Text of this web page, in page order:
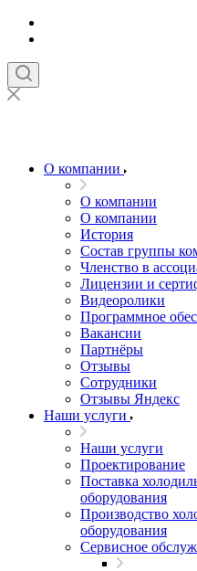
О компании
О компании
О компании
История
Состав группы
Членство в
Лицензии и
Видеоролики
Программное
Вакансии
Партнёры
Отзывы
Сотрудники
Отзывы Яндекс
Наши услуги
Наши услуги
Проектирование
Поставка
оборудования
Производство
оборудования
Сервисное